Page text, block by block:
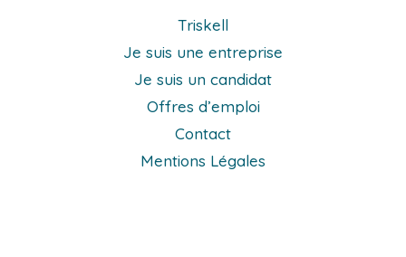
Triskell
Je suis une entreprise
Je suis un candidat
Offres d’emploi
Contact
Mentions Légales